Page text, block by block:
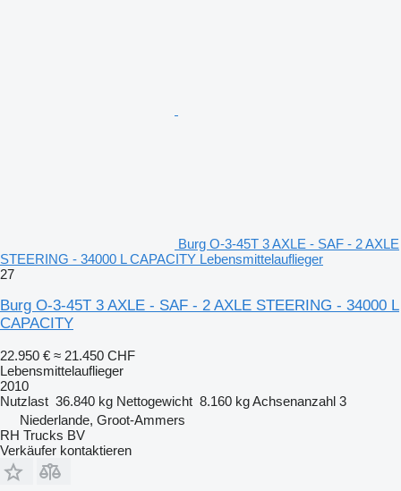
Burg O-3-45T 3 AXLE - SAF - 2 AXLE
STEERING - 34000 L CAPACITY Lebensmittelauflieger
27
Burg O-3-45T 3 AXLE - SAF - 2 AXLE STEERING - 34000 L
CAPACITY
22.950 € ≈ 21.450 CHF
Lebensmittelauflieger
2010
Nutzlast 36.840 kg Nettogewicht 8.160 kgAchsenanzahl 3
Niederlande, Groot-Ammers
RH Trucks BV
Verkäufer kontaktieren